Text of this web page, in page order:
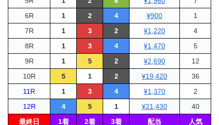
6R
1 2 4 ¥900
1
7R
1 3 2 ¥1,220
4
8R
1 3 4 ¥1,470
5
9R
1 5 2 ¥2,690
12
10R
5 1 2 ¥19,420
36
11R
1 3 4 ¥1,370
2
12R
4 5 1 ¥21,430
40
最終日
1着 2着 3着 配当
人気